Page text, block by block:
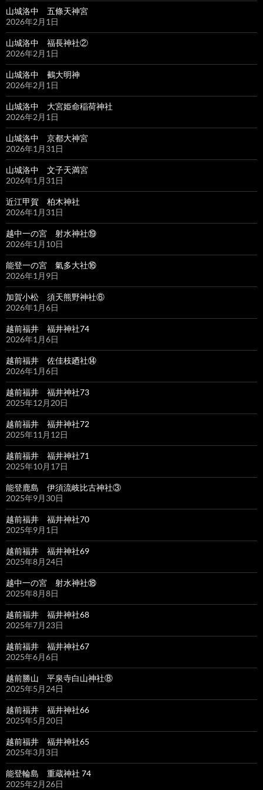
山城洛中 五條天神宮
2026年2月1日
山城洛中 福長神社②
2026年2月1日
山城洛中 鵺大明神
2026年2月1日
山城洛中 大宮姫命稲荷神社
2026年2月1日
山城洛中 京都大神宮
2026年1月31日
山城洛中 文子天満宮
2026年1月31日
近江甲賀 柏木神社
2026年1月31日
越中一の宮 射水神社⑲
2026年1月10日
能登一の宮 氣多大社⑯
2026年1月9日
加賀小松 須天熊野神社⑥
2026年1月6日
越前福井 福井神社74
2026年1月6日
越前福井 佐佳枝廼社⑭
2026年1月6日
越前福井 福井神社73
2025年12月20日
越前福井 福井神社72
2025年11月12日
越前福井 福井神社71
2025年10月17日
能登鹿島 伊須流岐比古神社③
2025年9月30日
越前福井 福井神社70
2025年9月1日
越前福井 福井神社69
2025年8月24日
越中一の宮 射水神社⑱
2025年8月8日
越前福井 福井神社68
2025年7月23日
越前福井 福井神社67
2025年6月6日
越前勝山 平泉寺白山神社⑧
2025年5月24日
越前福井 福井神社66
2025年5月20日
越前福井 福井神社65
2025年3月3日
能登輪島 重蔵神社 74
2025年2月26日